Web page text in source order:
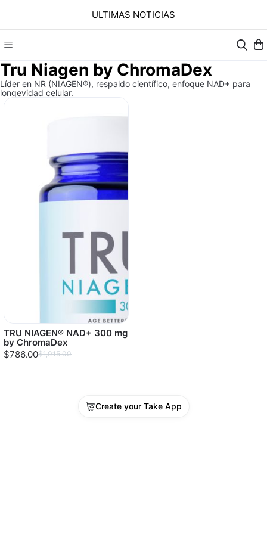
ULTIMAS NOTICIAS
Tru Niagen by ChromaDex
Líder en NR (NIAGEN®), respaldo científico, enfoque NAD+ para
longevidad celular.
TRU NIAGEN® NAD+ 300 mg
by ChromaDex
$786.00$1,015.00
Create your Take App